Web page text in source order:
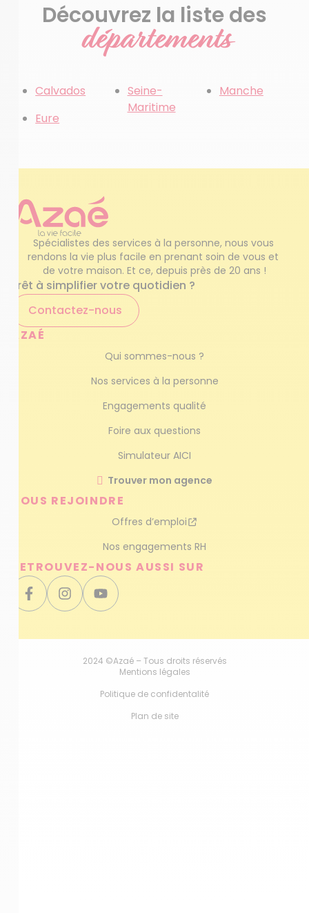
Découvrez la liste des
départements
Calvados
Eure
Seine-
Maritime
Manche
Spécialistes des services à la personne, nous vous
rendons la vie plus facile en prenant soin de vous et
de votre maison. Et ce, depuis près de 20 ans !
Prêt à simplifier votre quotidien ?
Contactez-nous
AZAÉ
Qui sommes-nous ?
Nos services à la personne
Engagements qualité
Foire aux questions
Simulateur AICI
Trouver mon agence
NOUS REJOINDRE
Offres d’emploi
Nos engagements RH
RETROUVEZ-NOUS AUSSI SUR
2024 ©Azaé – Tous droits réservés
Mentions légales
Politique de confidentalité
Plan de site